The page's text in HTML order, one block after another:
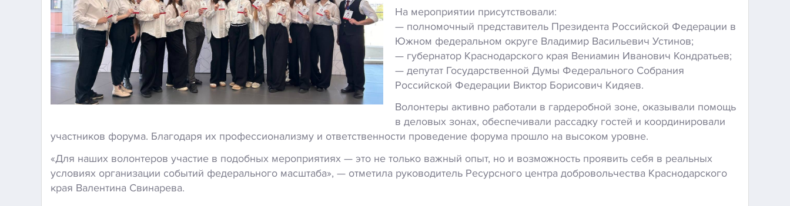
На мероприятии присутствовали:
— полномочный представитель Президента Российской Федерации в
Южном федеральном округе Владимир Васильевич Устинов;
— губернатор Краснодарского края Вениамин Иванович Кондратьев;
— депутат Государственной Думы Федерального Собрания
Российской Федерации Виктор Борисович Кидяев.
Волонтеры активно работали в гардеробной зоне, оказывали помощь
в деловых зонах, обеспечивали рассадку гостей и координировали
участников форума. Благодаря их профессионализму и ответственности проведение форума прошло на высоком уровне.
«Для наших волонтеров участие в подобных мероприятиях — это не только важный опыт, но и возможность проявить себя в реальных
условиях организации событий федерального масштаба», — отметила руководитель Ресурсного центра добровольчества Краснодарского
края Валентина Свинарева.